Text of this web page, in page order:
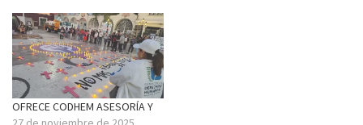
OFRECE CODHEM ASESORÍA Y